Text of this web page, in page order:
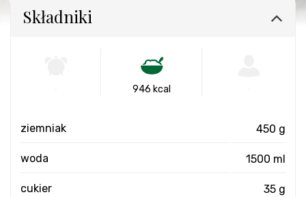
Składniki
946 kcal
ziemniak 450 g
woda 1500 ml
cukier 35 g